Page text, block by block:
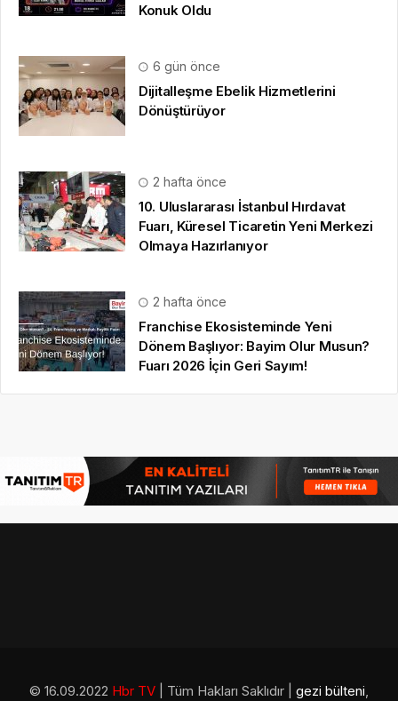
Konuk Oldu
6 gün önce
Dijitalleşme Ebelik Hizmetlerini
Dönüştürüyor
2 hafta önce
10. Uluslararası İstanbul Hırdavat
Fuarı, Küresel Ticaretin Yeni Merkezi
Olmaya Hazırlanıyor
2 hafta önce
Franchise Ekosisteminde Yeni
Dönem Başlıyor: Bayim Olur Musun?
Fuarı 2026 İçin Geri Sayım!
© 16.09.2022 Hbr TV | Tüm Hakları Saklıdır | gezi bülteni,